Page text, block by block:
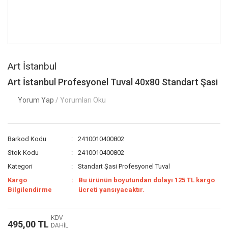
Art İstanbul
Art İstanbul Profesyonel Tuval 40x80 Standart Şasi
Yorum Yap / Yorumları Oku
Barkod Kodu
2410010400802
Stok Kodu
2410010400802
Kategori
Standart Şasi Profesyonel Tuval
Kargo
Bilgilendirme
Bu ürünün boyutundan dolayı 125 TL kargo
ücreti yansıyacaktır.
495,00 TL
KDV
DAHİL